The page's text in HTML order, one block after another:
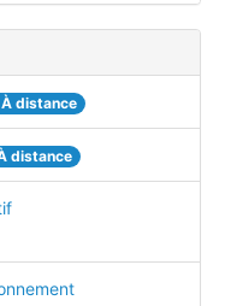
À distance
distance